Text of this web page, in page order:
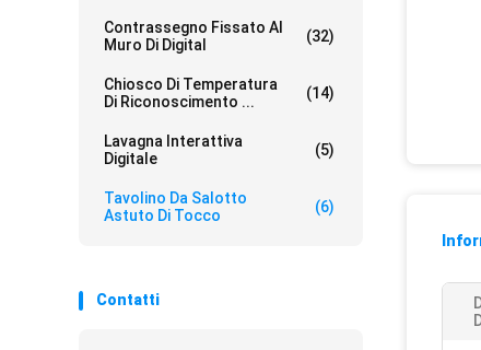
Contrassegno Fissato Al
Muro Di Digital
(32)
Chiosco Di Temperatura
Di Riconoscimento ...
(14)
Lavagna Interattiva
Digitale
(5)
Tavolino Da Salotto
Astuto Di Tocco
(6)
Contatti